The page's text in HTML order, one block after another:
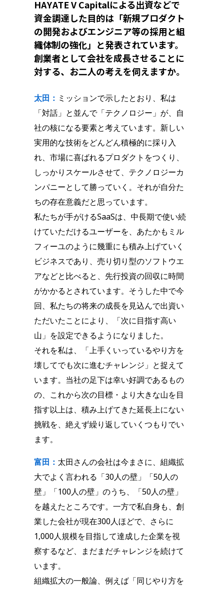
HAYATE V Capitalによる出資などで
資金調達した目的は「新規プロダクト
の開発およびエンジニア等の採用と組
織体制の強化」と発表されています。
創業者として会社を成長させることに
対する、お二人の考えを伺えますか。
太田： ミッションで示したとおり、私は
「対話」と並んで「テクノロジー」が、自
社の核になる要素と考えています。新しい
実用的な技術をどんどん積極的に採り入
れ、市場に喜ばれるプロダクトをつくり、
しっかりスケールさせて、テクノロジーカ
ンパニーとして勝っていく。それが自分た
ちの存在意義だと思っています。
私たちが手がけるSaaSは、中長期で使い続
けていただけるユーザーを、あたかもミル
フィーユのように幾重にも積み上げていく
ビジネスであり、売り切り型のソフトウエ
アなどと比べると、先行投資の回収に時間
がかかるとされています。そうした中で今
回、私たちの将来の成長を見込んで出資い
ただいたことにより、「次に目指す高い
山」を設定できるようになりました。
それを私は、「上手くいっているやり方を
壊してでも次に進むチャレンジ」と捉えて
います。当社の足下は幸い好調であるもの
の、これから次の目標・より大きな山を目
指す以上は、積み上げてきた延長上にない
挑戦を、絶えず繰り返していくつもりでい
ます。
富田： 太田さんの会社は今まさに、組織拡
大でよく言われる「30人の壁」「50人の
壁」「100人の壁」のうち、「50人の壁」
を越えたところです。一方で私自身も、創
業した会社が現在300人ほどで、さらに
1,000人規模を目指して達成した企業を視
察するなど、まだまだチャレンジを続けて
います。
組織拡大の一般論、例えば「同じやり方を